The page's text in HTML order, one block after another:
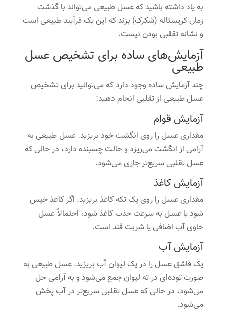
به یاد داشته باشید که عسل طبیعی می‌تواند با گذشت
زمان کریستاله (شکرک) بزند که این یک فرآیند طبیعی است
و نشانه تقلبی بودن نیست.
آزمایش‌های ساده برای تشخیص عسل
طبیعی
چند آزمایش ساده وجود دارد که می‌توانید برای تشخیص
عسل طبیعی از تقلبی انجام دهید:
آزمایش قوام
مقداری عسل را روی انگشت خود بریزید. عسل طبیعی به
آرامی از انگشت می‌ریزد و حالت چسبنده دارد، در حالی که
عسل تقلبی سریع‌تر جاری می‌شود.
آزمایش کاغذ
مقداری عسل را روی یک تکه کاغذ بریزید. اگر کاغذ خیس
شود یا عسل به سرعت جذب کاغذ شود، احتمالاً عسل
حاوی آب اضافی یا شربت قند است.
آزمایش آب
یک قاشق عسل را در یک لیوان آب بریزید. عسل طبیعی به
صورت توده‌ای در ته لیوان جمع می‌شود و به آرامی حل
می‌شود، در حالی که عسل تقلبی سریع‌تر در آب پخش
می‌شود.